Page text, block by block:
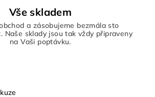
Vše skladem
a zásobujeme bezmála sto
Naše sklady jsou tak vždy připraveny
na Vaši poptávku.